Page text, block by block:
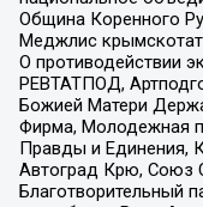
Община Коренного
Меджлис
О противодействии
РЕВТАТПОД,
Божией Матери
Фирма, Молодежная
Правды и Единения,
Автоград Крю, Союз
Благотворительный